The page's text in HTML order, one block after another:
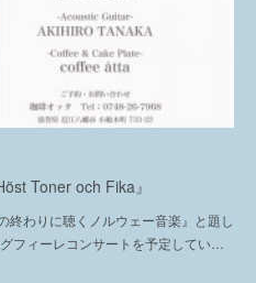
Toner och Fika』
終わりに聴くノルウェー音楽』と題し
フィーレコンサートを予定してい…